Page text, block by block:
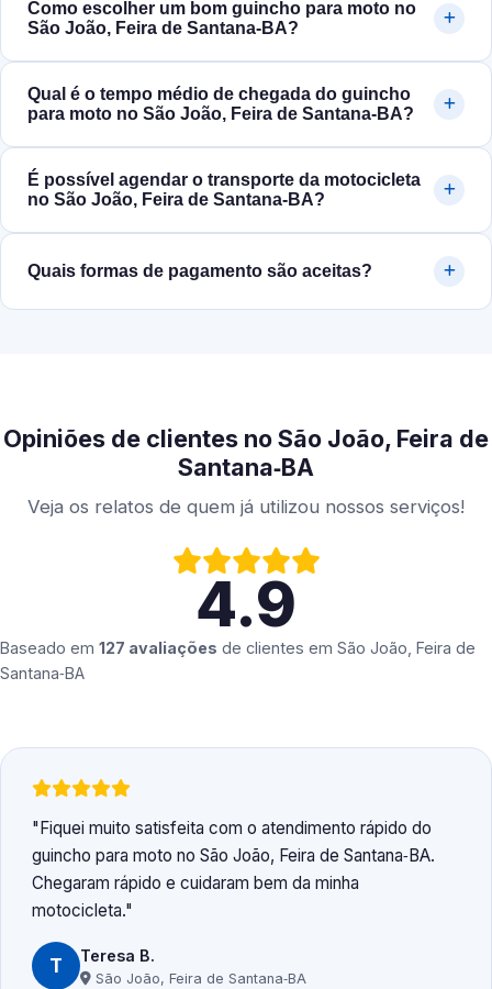
Como escolher um bom guincho para moto no
São João, Feira de Santana‑BA?
Qual é o tempo médio de chegada do guincho
para moto no São João, Feira de Santana‑BA?
É possível agendar o transporte da motocicleta
no São João, Feira de Santana‑BA?
Quais formas de pagamento são aceitas?
Opiniões de clientes no São João, Feira de
Santana‑BA
Veja os relatos de quem já utilizou nossos serviços!
4.9
Baseado em 127 avaliações de clientes em São João, Feira de
Santana‑BA
Fiquei muito satisfeita com o atendimento rápido do
guincho para moto no São João, Feira de Santana‑BA.
Chegaram rápido e cuidaram bem da minha
motocicleta.
T Teresa B.
São João, Feira de Santana‑BA